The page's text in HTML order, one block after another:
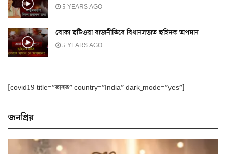
5 YEARS AGO
বোকা ছটিওৱা ৰাজনীতিৰে বিধানসভাত ছহিদক অপমান
5 YEARS AGO
[covid19 title=”ভাৰত” country=”India” dark_mode=”yes”]
জনপ্ৰিয়